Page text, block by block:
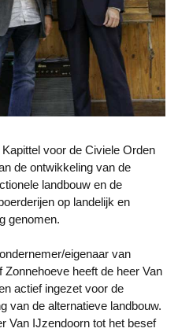
de ontwikkeling van de
landbouw en de
op landelijk en
genomen.
eigenaar van
heeft de heer Van
actief ingezet voor de
van de alternatieve landbouw.
Van IJzendoorn tot het besef